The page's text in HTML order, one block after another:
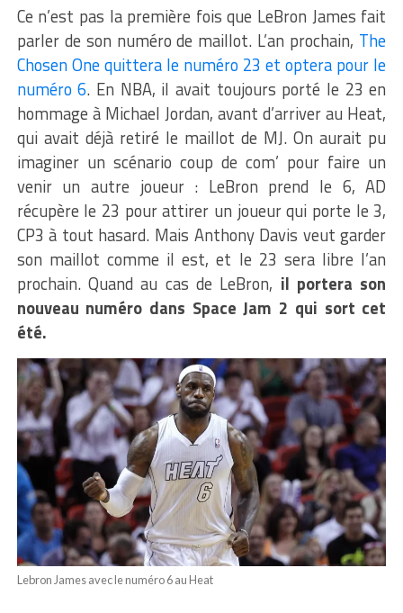
Ce n’est pas la première fois que LeBron James fait
parler de son numéro de maillot. L’an prochain, The
Chosen One quittera le numéro 23 et optera pour le
numéro 6. En NBA, il avait toujours porté le 23 en
hommage à Michael Jordan, avant d’arriver au Heat,
qui avait déjà retiré le maillot de MJ. On aurait pu
imaginer un scénario coup de com’ pour faire un
venir un autre joueur : LeBron prend le 6, AD
récupère le 23 pour attirer un joueur qui porte le 3,
CP3 à tout hasard. Mais Anthony Davis veut garder
son maillot comme il est, et le 23 sera libre l’an
prochain. Quand au cas de LeBron, il portera son
nouveau numéro dans Space Jam 2 qui sort cet
été.
Lebron James avec le numéro 6 au Heat